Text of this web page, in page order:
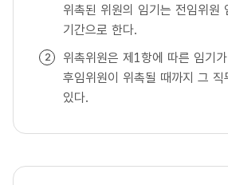
위촉된 위원의 임기는 전임위원
기간으로 한다.
위촉위원은 제1항에 따른 임기
후임위원이 위촉될 때까지 그 직
있다.